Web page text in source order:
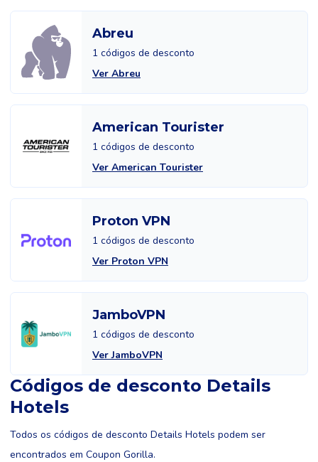
Abreu
1 códigos de desconto
Ver Abreu
American Tourister
1 códigos de desconto
Ver American Tourister
Proton VPN
1 códigos de desconto
Ver Proton VPN
JamboVPN
1 códigos de desconto
Ver JamboVPN
Códigos de desconto Details
Hotels
Todos os códigos de desconto Details Hotels podem ser
encontrados em Coupon Gorilla.